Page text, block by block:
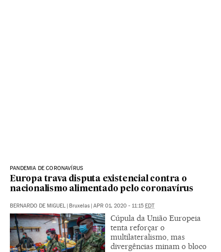
PANDEMIA DE CORONAVÍRUS
Europa trava disputa existencial contra o
nacionalismo alimentado pelo coronavírus
BERNARDO DE MIGUEL Bruxelas APR 01, 2020 - 11:15 EDT
Cúpula da União Europeia
tenta reforçar o
multilateralismo, mas
divergências minam o bloco